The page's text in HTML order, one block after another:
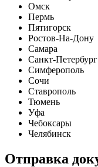
Омск
Пермь
Пятигорск
Ростов-На-Дону
Самара
Санкт-Петербург
Симферополь
Сочи
Ставрополь
Тюмень
Уфа
Чебоксары
Челябинск
Отправка